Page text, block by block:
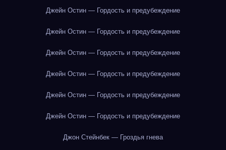
Джейн Остин — Гордость и предубеждение
Джейн Остин — Гордость и предубеждение
Джейн Остин — Гордость и предубеждение
Джейн Остин — Гордость и предубеждение
Джейн Остин — Гордость и предубеждение
Джейн Остин — Гордость и предубеждение
Джон Стейнбек — Гроздья гнева